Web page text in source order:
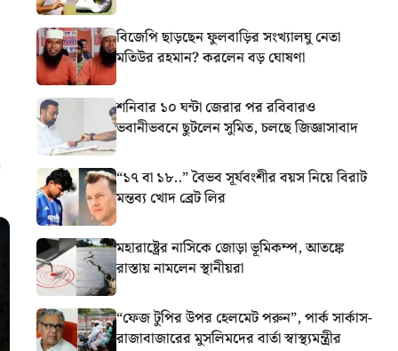
বিজেপি ছাড়ছেন ফুলবাড়ির সংখ্যালঘু নেতা
মতিউর রহমান? করলেন বড় ঘোষণা
শনিবার ১০ ঘন্টা জেরার পর রবিবারও
ভবানীভবনে ছুটলেন সুমিত, চলছে জিজ্ঞাসাবাদ
“১৭ বা ১৮..” বৈভব সূর্যবংশীর বয়স নিয়ে বিরাট
মন্তব্য খোদ ব্রেট লির
মহারাষ্ট্রের নাসিকে জোড়া ভূমিকম্প, আতঙ্কে
রাস্তায় নামলেন স্থানীয়রা
“ফেজ টুপির উপর হেলমেট পরুন”, পার্ক সার্কাস-
রাজাবাজারের মুসলিমদের বার্তা স্বাস্থ্যমন্ত্রীর